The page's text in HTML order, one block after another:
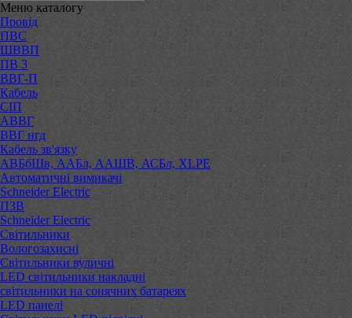
Меню каталогу
Провід
ПВС
ШВВП
ПВ 3
ВВГ-П
Кабель
СІП
АВВГ
ВВГ нгд
Кабель зв'язку
АВБбШв, ААБл, ААШВ, АСБл, XLPE
Автоматичні вимикачі
Schneider Electric
ПЗВ
Schneider Electric
Світильники
Вологозахисні
Світильники вуличні
LED світильники накладні
світильники на сонячних батареях
LED панелі